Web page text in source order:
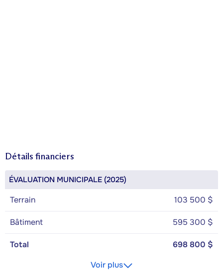
Détails financiers
ÉVALUATION MUNICIPALE (2025)
Terrain 103 500 $
Bâtiment 595 300 $
Total
698 800 $
Voir plus